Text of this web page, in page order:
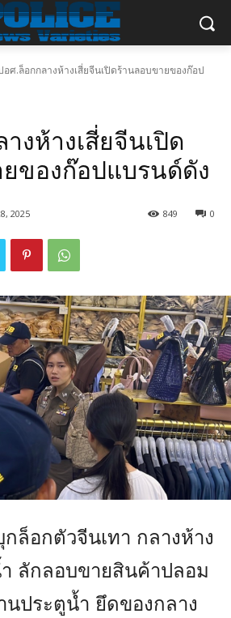
อศ.ล็อกกลางห้างเสี่ยจีนเปิดร้านลอบขายของก๊อป
งห้างเสี่ยจีนเปิด
ของก๊อปแบรนด์ดัง
2025 0
849
ล็อกตัวจีนเทา กลางห้าง
ลักลอบขายสินค้าปลอม
นประตูน้ำ ยึดของกลาง